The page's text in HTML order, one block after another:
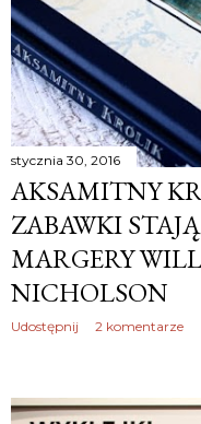
stycznia 30, 2016
AKSAMITNY
ZABAWKI
MARGERY
NICHOLSON
Udostępnij 2 komentarze